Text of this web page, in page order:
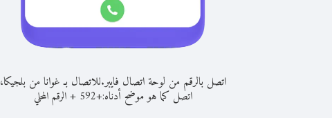
اتصل بالرقم من لوحة اتصال فايبر.للاتصال بـ غوانا من بلجيكا،
اتصل كما هو موضح أدناه:+
592
+الرقم المحلي